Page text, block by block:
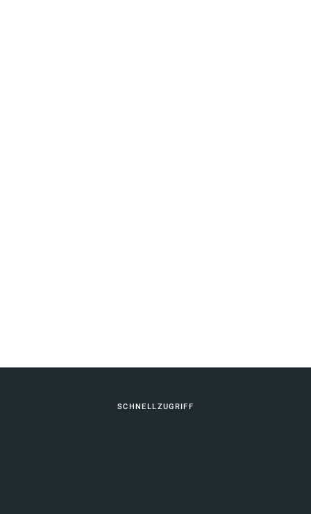
SCHNELLZUGRIFF